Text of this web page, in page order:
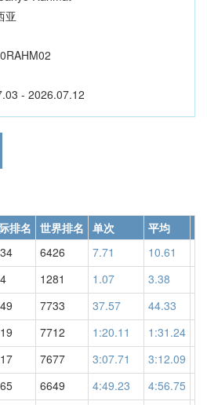
亚
- 2026.07.12
排名 世界排名 单次 平均
6426 7.71 10.61
1281 1.07 3.38
7733 37.57 44.33
7712 1:20.11 1:31.24
7677 3:07.71 3:12.09
6649 4:49.23 4:56.75